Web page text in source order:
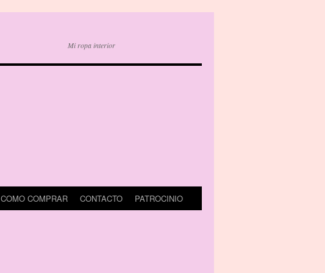
Mi ropa interior
COMO COMPRAR CONTACTO PATROCINIO